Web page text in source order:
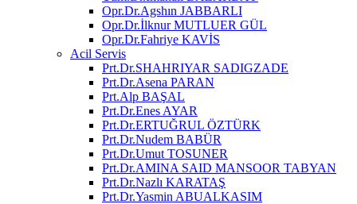
Opr.Dr.Agshın JABBARLI
Opr.Dr.İlknur MUTLUER GÜL
Opr.Dr.Fahriye KAVİS
Acil Servis
Prt.Dr.SHAHRIYAR SADIGZADE
Prt.Dr.Asena PARAN
Prt.Alp BAŞAL
Prt.Dr.Enes AYAR
Prt.Dr.ERTUĞRUL ÖZTÜRK
Prt.Dr.Nudem BABÜR
Prt.Dr.Umut TOSUNER
Prt.Dr.AMINA SAID MANSOOR TABYAN
Prt.Dr.Nazlı KARATAŞ
Prt.Dr.Yasmin ABUALKASIM